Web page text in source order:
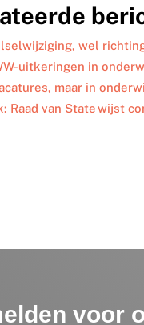
t
l
n
wel
uitkeringen in
maar in
Raad van State wijst
voor